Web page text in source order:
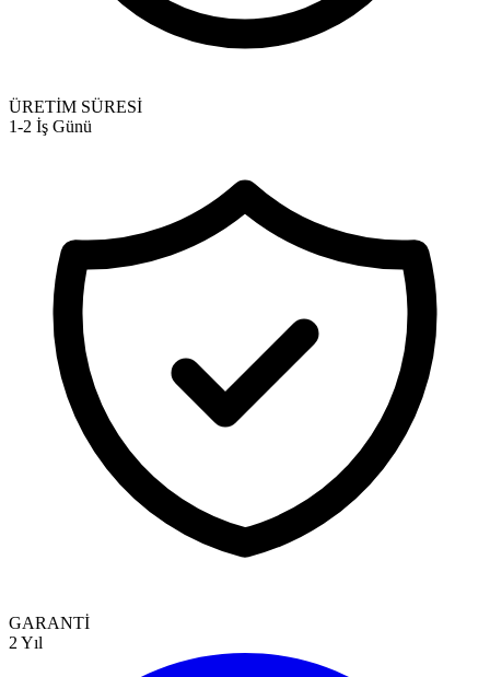
ÜRETİM SÜRESİ
1-2 İş Günü
GARANTİ
2 Yıl